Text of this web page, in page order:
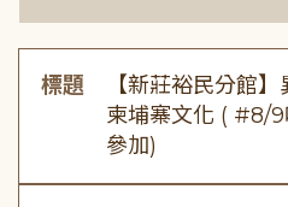
標題
【新莊裕民分館
柬埔寨文化 ( #8/
參加)